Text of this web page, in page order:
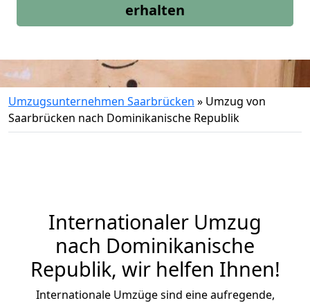
erhalten
Umzugsunternehmen Saarbrücken » Umzug von
Saarbrücken nach Dominikanische Republik
Internationaler Umzug
nach Dominikanische
Republik, wir helfen Ihnen!
Internationale Umzüge sind eine aufregende,